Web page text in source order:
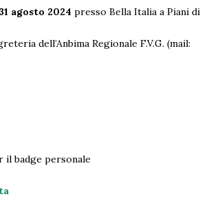
agosto 2024 presso Bella Italia a Piani
dell’Anbima Regionale F.V.G. (mail:
badge personale